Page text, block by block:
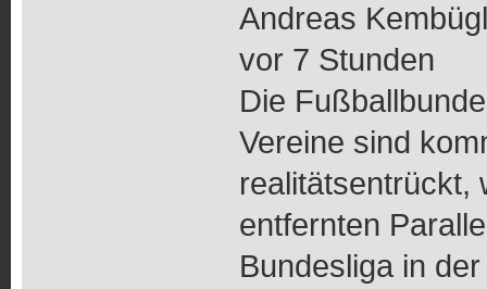
Andreas
vor 7 Stunden
Die
Vereine sind
realitätsentrückt,
entfernten
Bundesliga in